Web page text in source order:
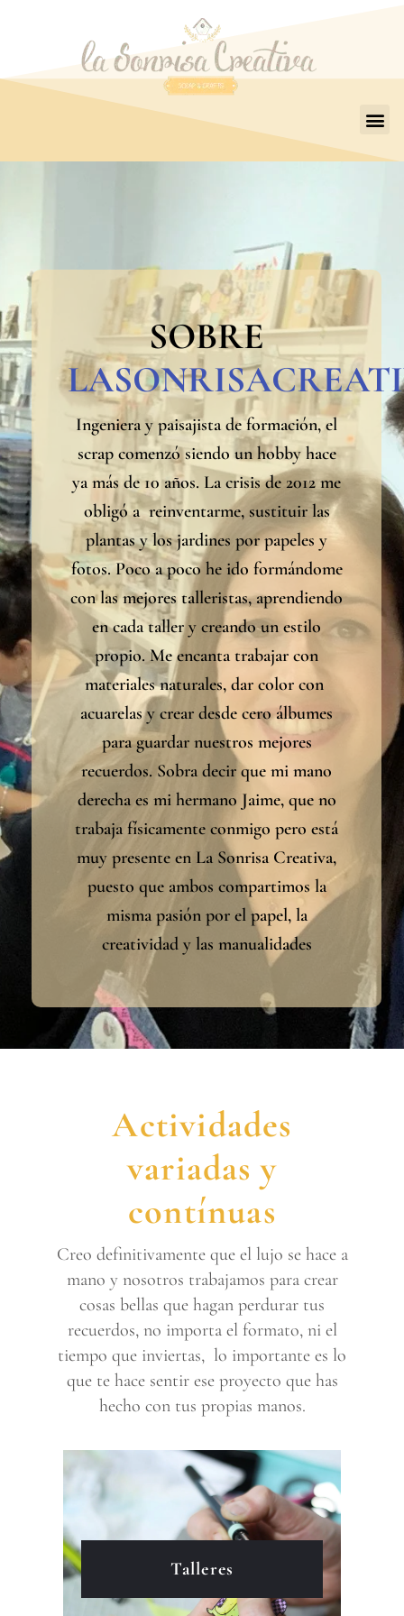
SOBRE
Ingeniera y paisajista de formación, el
scrap comenzó siendo un hobby hace
ya más de 10 años. La crisis de 2012 me
obligó a reinventarme, sustituir las
plantas y los jardines por papeles y
fotos. Poco a poco he ido formándome
con las mejores talleristas, aprendiendo
en cada taller y creando un estilo
propio. Me encanta trabajar con
materiales naturales, dar color con
acuarelas y crear desde cero álbumes
para guardar nuestros mejores
recuerdos. Sobra decir que mi mano
derecha es mi hermano Jaime, que no
trabaja físicamente conmigo pero está
muy presente en La Sonrisa Creativa,
puesto que ambos compartimos la
misma pasión por el papel, la
creatividad y las manualidades
Actividades
variadas y
contínuas
Creo definitivamente que el lujo se hace a
mano y nosotros trabajamos para crear
cosas bellas que hagan perdurar tus
recuerdos, no importa el formato, ni el
tiempo que inviertas, lo importante es lo
que te hace sentir ese proyecto que has
hecho con tus propias manos.
Talleres